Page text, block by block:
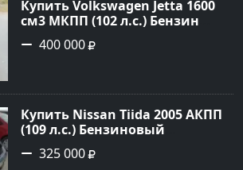
Купить Volkswagen Jetta 1600
см3 МКПП (102 л.с.) Бензин
инжектор в Краснодар: цвет
черный Седан 2010 года по
Авторынок23
400 000
Купить Nissan Tiida 2005 АКПП
(109 л.с.) Бензиновый
Новороссийск цвет голубой
металик Хетчбэк 2005 года по
325 000